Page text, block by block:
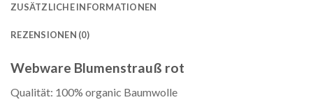
ZUSÄTZLICHE INFORMATIONEN
REZENSIONEN (0)
Webware Blumenstrauß rot
Qualität: 100% organic Baumwolle